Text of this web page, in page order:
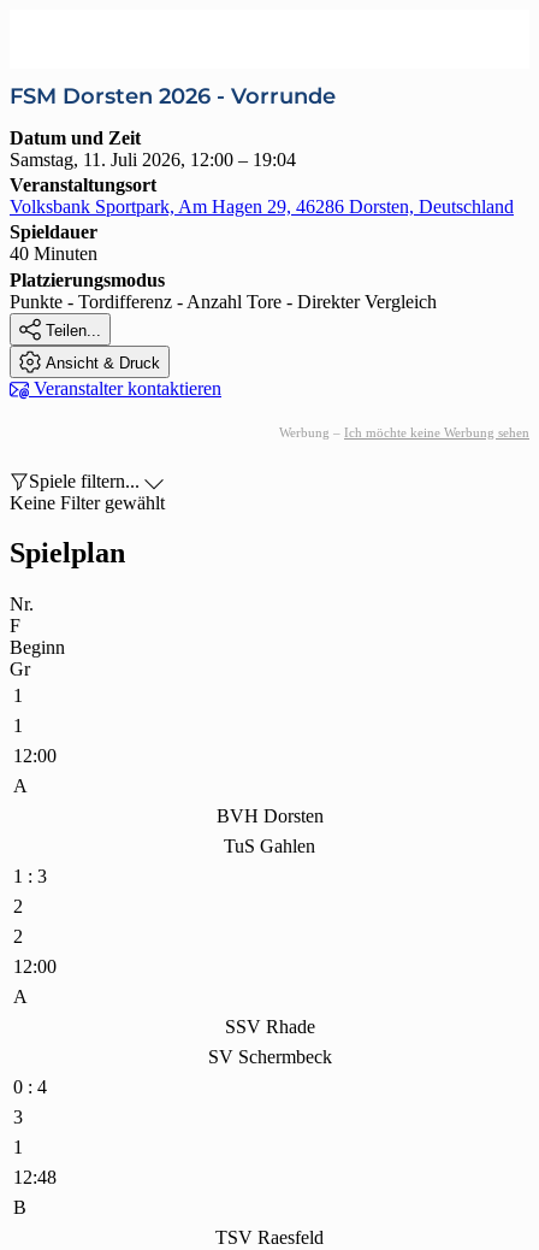
FSM Dorsten 2026 - Vorrunde
Datum und Zeit
Samstag, 11. Juli 2026, 12:00 – 19:04
Veranstaltungsort
Volksbank Sportpark, Am Hagen 29, 46286 Dorsten, Deutschland
Spieldauer
40 Minuten
Platzierungsmodus
Punkte - Tordifferenz - Anzahl Tore - Direkter Vergleich
 Teilen...
 Ansicht & Druck
 Veranstalter kontaktieren
Werbung – Ich möchte keine Werbung sehen
Spiele filtern... 
Keine Filter gewählt
Spielplan
Nr.
F
Beginn
Gr
1
1
12:00
A
BVH Dorsten
TuS Gahlen
1 : 3
2
2
12:00
A
SSV Rhade
SV Schermbeck
0 : 4
3
1
12:48
B
TSV Raesfeld